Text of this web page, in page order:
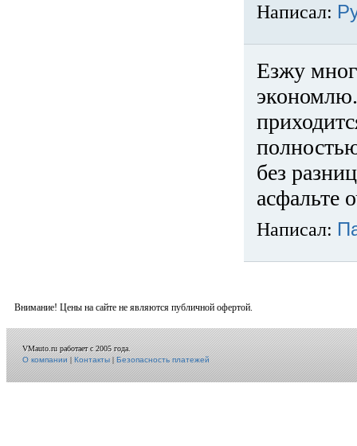
Написал:
Езжу
без
асфальте
Написал:
Внимание! Цены на сайте не являются публичной офертой.
VMauto.ru работает с 2005 года.
О компании|Контакты|Безопасность платежей